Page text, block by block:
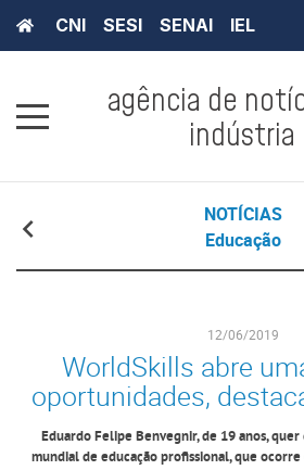
CNI SESI SENAI IEL
agência de
indústria
NOTÍCIAS
Educação
12/06/2019
WorldSkills abre
oportunidades,
Eduardo Felipe Benvegnir, de 19 anos,
mundial de educação profissional, que ocorre